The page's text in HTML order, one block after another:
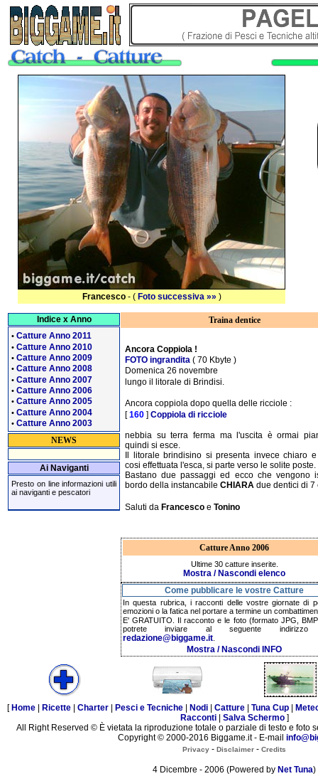
Indice x Anno
• Catture Anno 2011
• Catture Anno 2010
• Catture Anno 2009
• Catture Anno 2008
• Catture Anno 2007
• Catture Anno 2006
• Catture Anno 2005
• Catture Anno 2004
• Catture Anno 2003
NEWS
Ai Naviganti
Presto on line informazioni utili
ai naviganti e pescatori
Traina dentice
Ancora Coppiola !
FOTO ingrandita ( 70 Kbyte )
Domenica 26 novembre
lungo il litorale di Brindisi.
Ancora coppiola dopo quella delle ricciole :
[160 ] Coppiola di ricciole
nebbia su terra ferma ma l'uscita è ormai
quindi si esce.
Il litorale brindisino si presenta invece chiaro
cosi effettuata l'esca, si parte verso le solite poste.
Bastano due passaggi ed ecco che vengono
bordo della instancabile CHIARA due dentici di 7
Saluti da Francesco e Tonino
Catture Anno 2006
Ultime 30 catture inserite.
Mostra / Nascondi elenco
Come pubblicare le vostre Catture
In questa rubrica, i racconti delle vostre giornate di
emozioni o la fatica nel portare a termine un
E' GRATUITO. Il racconto e le foto (formato JPG,
potrete inviare al seguente indirizzo
redazione@biggame.it
Mostra / Nascondi INFO
[ Home Ricette Charter Pesci e Tecniche Nodi Catture Tuna Cup
Racconti| Salva Schermo]
All Right Reserved © È vietata la riproduzione totale o parziale di testo e foto
Copyright © 2000-2016 Biggame.it - E-mail
Privacy - Disclaimer - Credits
4 Dicembre - 2006 (Powered by Net Tuna)
Francesco- ( Foto successiva »» )